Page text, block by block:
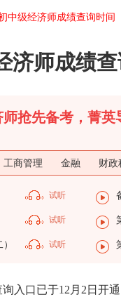
中级经济师成绩查询时间
济师成绩
师抢先备考，菁
工商管理 金融 财政
试听
试听
试听
入口已于12月2日开